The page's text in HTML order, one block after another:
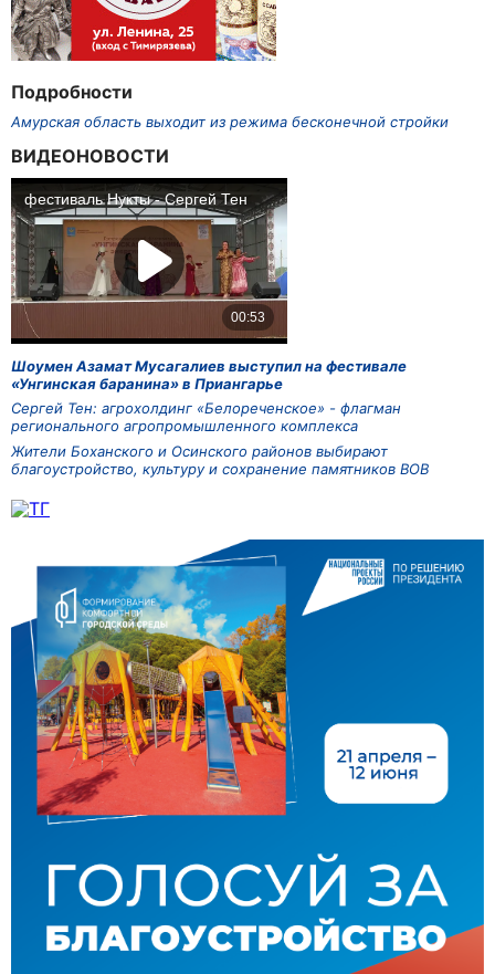
Подробности
Амурская область выходит из режима бесконечной стройки
ВИДЕОНОВОСТИ
Шоумен Азамат Мусагалиев выступил на фестивале
«Унгинская баранина» в Приангарье
Сергей Тен: агрохолдинг «Белореченское» - флагман
регионального агропромышленного комплекса
Жители Боханского и Осинского районов выбирают
благоустройство, культуру и сохранение памятников ВОВ